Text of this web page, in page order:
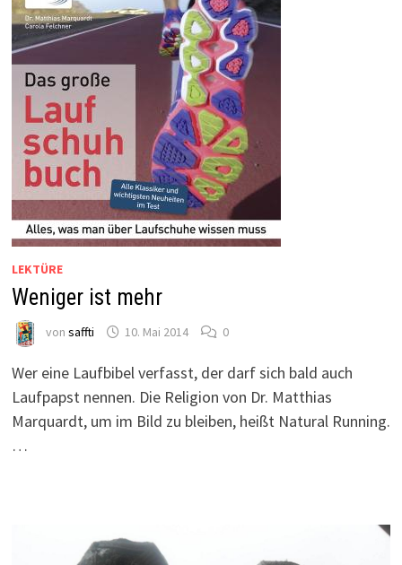
LEKTÜRE
Weniger ist mehr
von saffti 10. Mai 2014 0
Wer eine Laufbibel verfasst, der darf sich bald auch
Laufpapst nennen. Die Religion von Dr. Matthias
Marquardt, um im Bild zu bleiben, heißt Natural Running.
…